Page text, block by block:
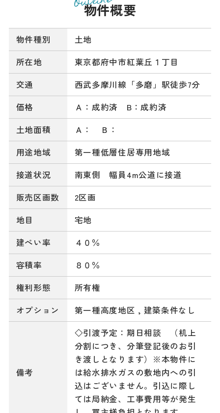
物件概要
物件種別
土地
所在地
東京都府中市紅葉丘１丁目
交通
西武多摩川線「多磨」駅徒歩7分
価格
Ａ：成約済 B：成約済
土地面積
Ａ： Ｂ：
用途地域
第一種低層住居専用地域
接道状況
南東側 幅員4m公道に接道
販売区画数
2区画
地目
宅地
建ぺい率
４０％
容積率
８０％
権利形態
所有権
オプション
第一種高度地区 , 建築条件なし
備考
◇引渡予定：期日相談 （机上
分割につき、分筆登記後のお引
き渡しとなります）※本物件に
は給水排水ガスの敷地内への引
込はございません。引込に際し
ては局納金、工事費用等が発生